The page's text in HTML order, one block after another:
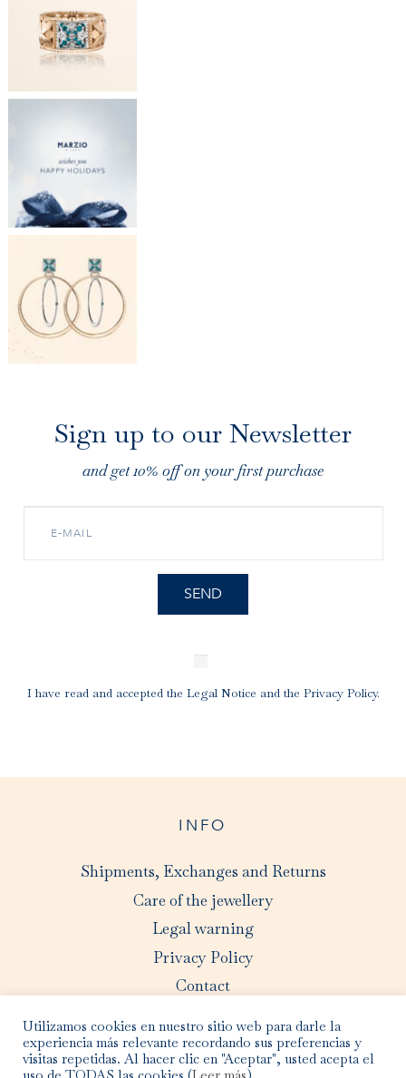
Sign up to our Newsletter
and get 10% off on your first purchase
I have read and accepted the Legal Notice and the Privacy Policy.
INFO
Shipments, Exchanges and Returns
Care of the jewellery
Legal warning
Privacy Policy
Contact
Utilizamos cookies en nuestro sitio web para darle la
experiencia más relevante recordando sus preferencias y
visitas repetidas. Al hacer clic en "Aceptar", usted acepta el